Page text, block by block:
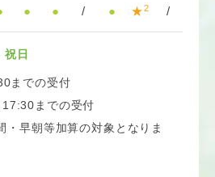
● ● / ● ★2 /
祝日
までの受付
までの受付
早朝等加算の対象となりま